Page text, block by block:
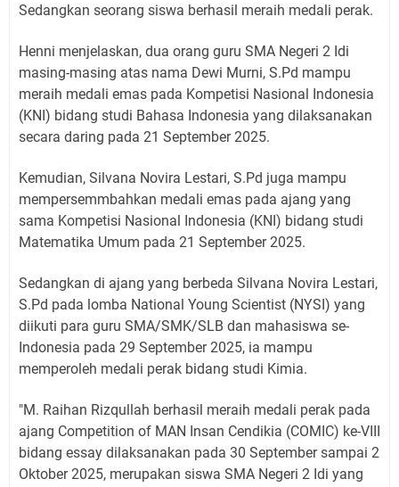
Sedangkan seorang siswa berhasil meraih medali perak.
Henni menjelaskan, dua orang guru SMA Negeri 2 Idi
masing-masing atas nama Dewi Murni, S.Pd mampu
meraih medali emas pada Kompetisi Nasional Indonesia
(KNI) bidang studi Bahasa Indonesia yang dilaksanakan
secara daring pada 21 September 2025.
Kemudian, Silvana Novira Lestari, S.Pd juga mampu
mempersemmbahkan medali emas pada ajang yang
sama Kompetisi Nasional Indonesia (KNI) bidang studi
Matematika Umum pada 21 September 2025.
Sedangkan di ajang yang berbeda Silvana Novira Lestari,
S.Pd pada lomba National Young Scientist (NYSI) yang
diikuti para guru SMA/SMK/SLB dan mahasiswa se-
Indonesia pada 29 September 2025, ia mampu
memperoleh medali perak bidang studi Kimia.
"M. Raihan Rizqullah berhasil meraih medali perak pada
ajang Competition of MAN Insan Cendikia (COMIC) ke-VIII
bidang essay dilaksanakan pada 30 September sampai 2
Oktober 2025, merupakan siswa SMA Negeri 2 Idi yang